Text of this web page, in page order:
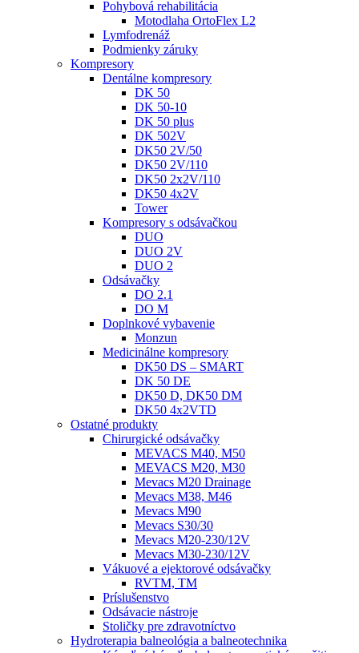
Pohybová rehabilitácia
Motodlaha OrtoFlex L2
Lymfodrenáž
Podmienky záruky
Kompresory
Dentálne kompresory
DK 50
DK 50-10
DK 50 plus
DK 502V
DK50 2V/50
DK50 2V/110
DK50 2x2V/110
DK50 4x2V
Tower
Kompresory s odsávačkou
DUO
DUO 2V
DUO 2
Odsávačky
DO 2.1
DO M
Doplnkové vybavenie
Monzun
Medicinálne kompresory
DK50 DS – SMART
DK 50 DE
DK50 D, DK50 DM
DK50 4x2VTD
Ostatné produkty
Chirurgické odsávačky
MEVACS M40, M50
MEVACS M20, M30
Mevacs M20 Drainage
Mevacs M38, M46
Mevacs M90
Mevacs S30/30
Mevacs M20-230/12V
Mevacs M30-230/12V
Vákuové a ejektorové odsávačky
RVTM, TM
Príslušenstvo
Odsávacie nástroje
Stoličky pre zdravotníctvo
Hydroterapia balneológia a balneotechnika